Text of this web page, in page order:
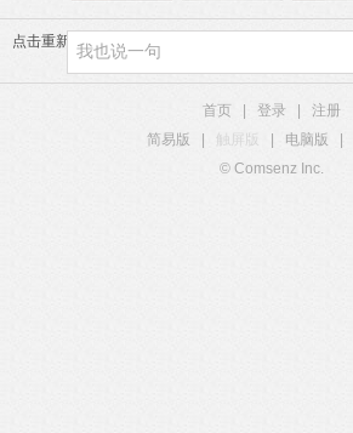
点击重新加载
首页 登录
注册
简易版
触屏版 电脑版
© Comsenz Inc.